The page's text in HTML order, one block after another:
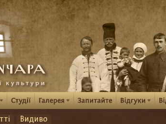
Видиво